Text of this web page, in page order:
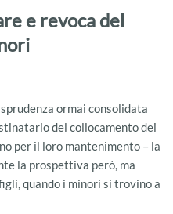
e revoca del
ormai consolidata
del collocamento dei
per il loro mantenimento – la
la prospettiva però, ma
quando i minori si trovino a